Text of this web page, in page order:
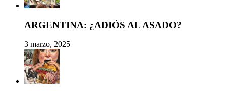
ARGENTINA: ¿ADIÓS AL ASADO?
3 marzo, 2025